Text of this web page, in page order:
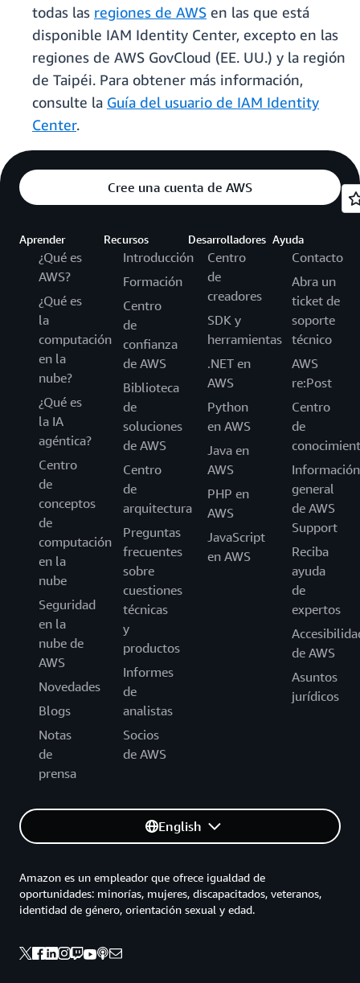
todas las regiones de AWS en las que está
disponible IAM Identity Center, excepto en las
regiones de AWS GovCloud (EE. UU.) y la región
de Taipéi. Para obtener más información,
consulte la Guía del usuario de IAM Identity
Center.
Cree una cuenta de AWS
Aprender
¿Qué es
AWS?
¿Qué es
la
computación
en la
nube?
¿Qué es
la IA
agéntica?
Centro
de
conceptos
de
computación
en la
nube
Seguridad
en la
nube de
AWS
Novedades
Blogs
Notas
de
prensa
Recursos
Introducción
Formación
Centro
de
confianza
de AWS
Biblioteca
de
soluciones
de AWS
Centro
de
arquitectura
Preguntas
frecuentes
sobre
cuestiones
técnicas
y
productos
Informes
de
analistas
Socios
de AWS
Desarrolladores
Centro
de
creadores
SDK y
herramientas
.NET en
AWS
Python
en AWS
Java en
AWS
PHP en
AWS
JavaScript
en AWS
Ayuda
Contacto
Abra un
ticket de
soporte
técnico
AWS
re:Post
Centro
de
Información
general
de AWS
Support
Reciba
ayuda
de
expertos
de AWS
Asuntos
jurídicos
English
Amazon es un empleador que ofrece igualdad de
oportunidades: minorías, mujeres, discapacitados, veteranos,
identidad de género, orientación sexual y edad.